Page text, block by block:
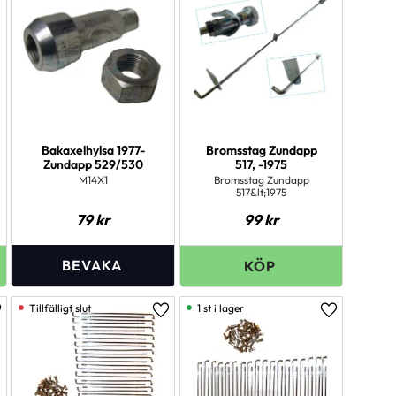
Bakaxelhylsa 1977-
Zundapp 529/530
M14X1
79kr
Bromsstag Zundapp
517, -1975
Bromsstag Zundapp
517&lt;1975
99kr
till i favoriter Lägg till i favoriter Lägg till i
1 st i lager